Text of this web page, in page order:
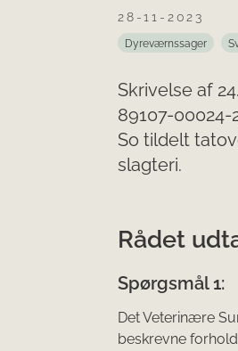
28-11-2023
Dyreværnssager
Skrivelse af
89107-00024-
So tildelt
slagteri.
Rådet
Spørgsmål 1:
Det Veterinære
beskrevne